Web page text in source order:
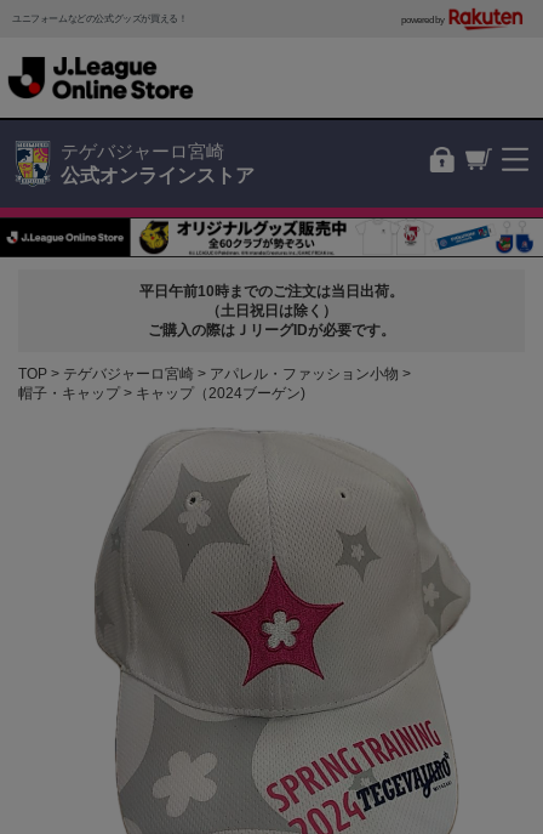
ユニフォームなどの公式グッズが買える！ powered by
テゲバジャーロ宮崎
公式オンラインストア
平日午前10時までのご注文は当日出荷。
（土日祝日は除く）
ご購入の際はＪリーグIDが必要です。
TOP テゲバジャーロ宮崎
アパレル・ファッション小物
帽子・キャップ
キャップ（2024ブーゲン)